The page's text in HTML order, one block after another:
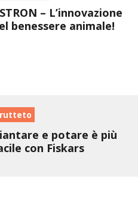
UMANI
– L’innovazione
benessere animale!
e potare è più
con Fiskars